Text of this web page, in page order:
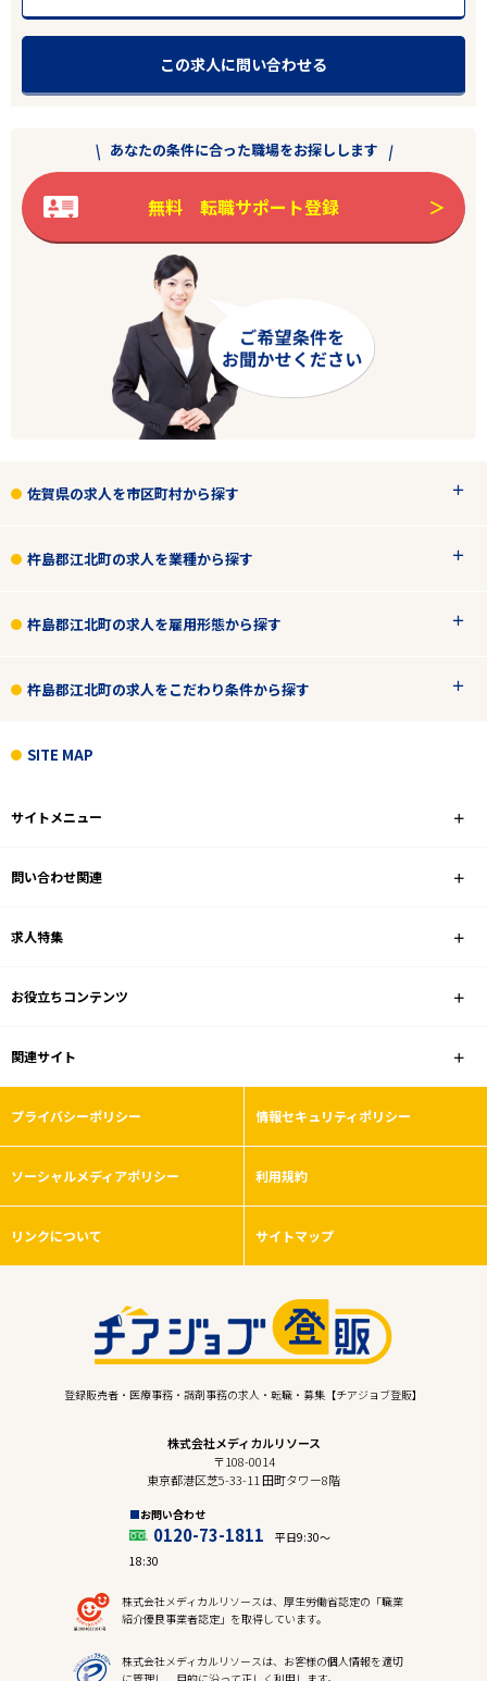
エリアで探す
佐賀
杵島郡江北町
この求人に問い合わせる
あなたの条件に合った職場をお探しします
無料 転職サポート登録
佐賀県の求人を市区町村から探す
杵島郡江北町の求人を業種から探す
杵島郡江北町の求人を雇用形態から探す
杵島郡江北町の求人をこだわり条件から探す
SITE MAP
サイトメニュー
問い合わせ関連
求人特集
お役立ちコンテンツ
関連サイト
プライバシーポリシー 情報セキュリティポリシー
ソーシャルメディアポリシー 利用規約
リンクについて サイトマップ
登録販売者・医療事務・調剤事務の求人・転職・募集【チアジョブ登販】
株式会社メディカルリソース
〒108-0014
東京都港区芝5-33-11 田町タワー8階
お問い合わせ
0120-73-1811
平日9:30〜
18:30
株式会社メディカルリソースは、厚生労働省認定の「職業
紹介優良事業者認定」を取得しています。
株式会社メディカルリソースは、お客様の個人情報を適切